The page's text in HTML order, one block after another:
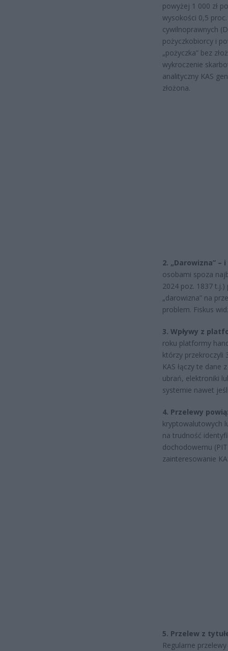
powyżej 1 000 zł
wysokości 0,5
cywilnoprawnych
pożyczkobiorcy i
„pożyczka” bez
wykroczenie
analityczny KAS
złożona.
2. „Darowizna”
osobami spoza
2024 poz. 1837
„darowizna” na
problem. Fiskus
3. Wpływy z
roku platformy
którzy przekroczyli
KAS łączy te dane
ubrań, elektroniki
systemie nawet
4. Przelewy
kryptowalutowych
na trudność
dochodowemu
zainteresowanie
5. Przelew z
Regularne